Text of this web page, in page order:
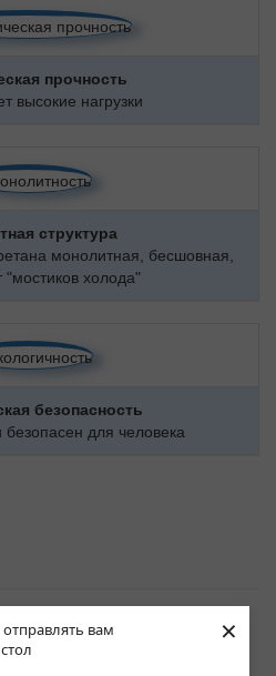
вам
×
прочность
высокие нагрузки
структура
монолитная, бесшовная,
"мостиков холода"
безопасность
для человека